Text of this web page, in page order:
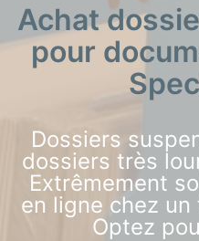
Achat
pour
Dossiers
dossiers très
Extrêmement
en ligne chez
Optez